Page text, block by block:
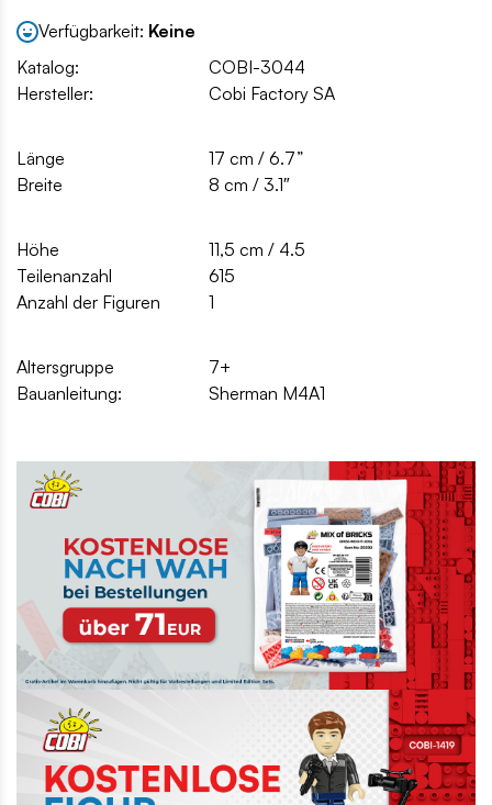
Verfügbarkeit: Keine
Katalog:
COBI-3044
Hersteller:
Cobi Factory SA
Länge
17 cm / 6.7”
Breite
8 cm / 3.1″
Höhe
11,5 cm / 4.5
Teilenanzahl
615
Anzahl der Figuren
1
Altersgruppe
7+
Bauanleitung:
Sherman M4A1